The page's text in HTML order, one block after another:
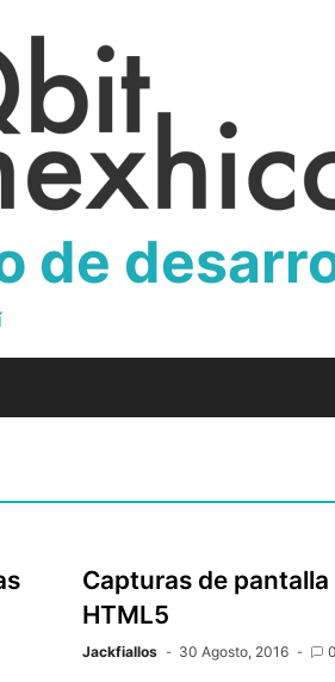
de
Capturas de
HTML5
Jackfiallos 30 Agosto, 2016 0